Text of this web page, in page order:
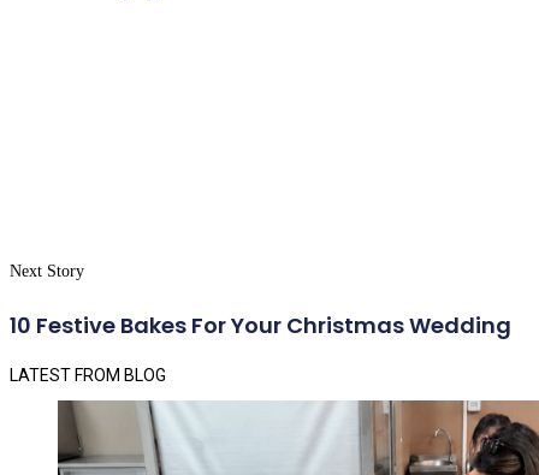
Next Story
10 Festive Bakes For Your Christmas Wedding
LATEST FROM BLOG